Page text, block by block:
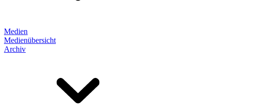
Medien
Medienübersicht
Archiv